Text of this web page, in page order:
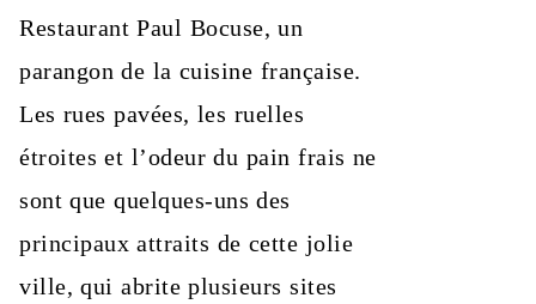
Restaurant Paul Bocuse, un
parangon de la cuisine française.
Les rues pavées, les ruelles
étroites et l’odeur du pain frais ne
sont que quelques-uns des
principaux attraits de cette jolie
ville, qui abrite plusieurs sites